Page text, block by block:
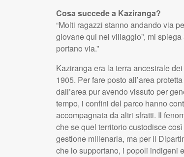
Cosa succede a Kaziranga?
“Molti ragazzi stanno andando via
giovane qui nel villaggio”, mi
portano via.”
Kaziranga era la terra ancestrale
1905. Per fare posto all’area
dall’area pur avendo vissuto per
tempo, i confini del parco hanno
accompagnata da altri sfratti. Il
che se quel territorio custodisce
gestione millenaria, ma per il
che lo supportano, i popoli indigeni